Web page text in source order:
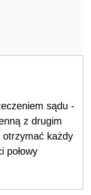
sądu -
z drugim
każdy
połowy